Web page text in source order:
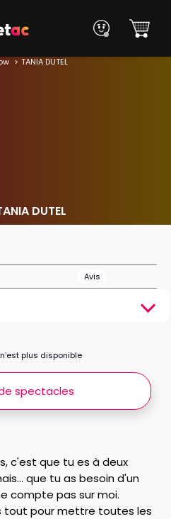
TANIA DUTEL
DUTEL
Avis
c'est que tu es à deux
que tu as besoin d'un
compte pas sur moi.
tout pour mettre toutes les
plus disponible
spectacles